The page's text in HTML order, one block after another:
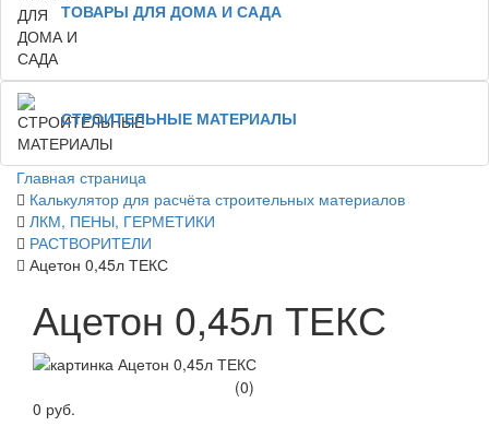
ТОВАРЫ ДЛЯ ДОМА И САДА
СТРОИТЕЛЬНЫЕ МАТЕРИАЛЫ
Главная страница
Калькулятор для расчёта строительных материалов
ЛКМ, ПЕНЫ, ГЕРМЕТИКИ
РАСТВОРИТЕЛИ
Ацетон 0,45л ТЕКС
Ацетон 0,45л ТЕКС
(0)
0 руб.